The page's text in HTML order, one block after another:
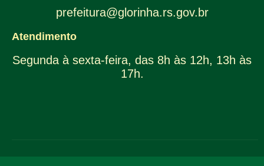
prefeitura@glorinha.rs.gov.br
Atendimento
Segunda à sexta-feira, das 8h às 12h, 13h às
17h.